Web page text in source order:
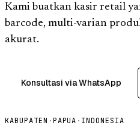
Kami buatkan kasir retail
barcode, multi-varian
akurat.
Konsultasi via WhatsApp
KABUPATEN ·PAPUA · INDONESIA